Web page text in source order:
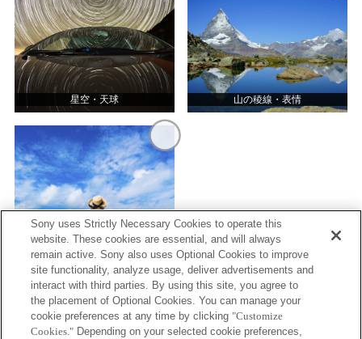
星空・天球 山の稜線・表情
広々とした空・海
プレスリリース
Sony uses Strictly Necessary Cookies to operate this
website. These cookies are essential, and will always
remain active. Sony also uses Optional Cookies to improve
site functionality, analyze usage, deliver advertisements and
interact with third parties. By using this site, you agree to
the placement of Optional Cookies. You can manage your
cookie preferences at any time by clicking "Customize
Cookies." Depending on your selected cookie preferences,